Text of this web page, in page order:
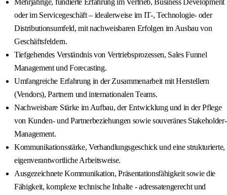
Mehrjährige, fundierte Erfahrung im Vertrieb, Business Development
oder im Servicegeschäft – idealerweise im IT-, Technologie- oder
Distributionsumfeld, mit nachweisbaren Erfolgen im Ausbau von
Geschäftsfeldern.
Tiefgehendes Verständnis von Vertriebsprozessen, Sales Funnel
Management und Forecasting.
Umfangreiche Erfahrung in der Zusammenarbeit mit Herstellern
(Vendors), Partnern und internationalen Teams.
Nachweisbare Stärke im Aufbau, der Entwicklung und in der Pflege
von Kunden- und Partnerbeziehungen sowie souveränes Stakeholder-
Management.
Kommunikationsstärke, Verhandlungsgeschick und eine strukturierte,
eigenverantwortliche Arbeitsweise.
Ausgezeichnete Kommunikation, Präsentationsfähigkeit sowie die
Fähigkeit, komplexe technische Inhalte - adressatengerecht und